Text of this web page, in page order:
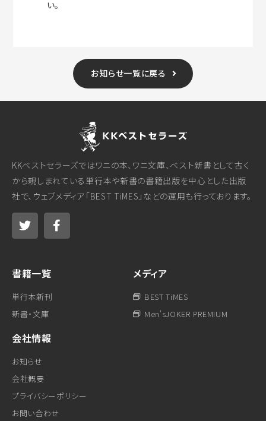
い。
お知らせ一覧に戻る
KKベストセラーズではワニの本、ワニ文庫、ベスト新書として古く
から親しまれている単行本や新書の書籍出版を中心とした出版
社で、ウェブメディア「BEST TiMES」などの運用も行っております。
書籍一覧
単行本新刊
新書・文庫
メディア
BEST TiMES
Men'sJOKER PREMIUM
会社情報
お知らせ
会社概要
プライバシーポリシー
お問い合わせ